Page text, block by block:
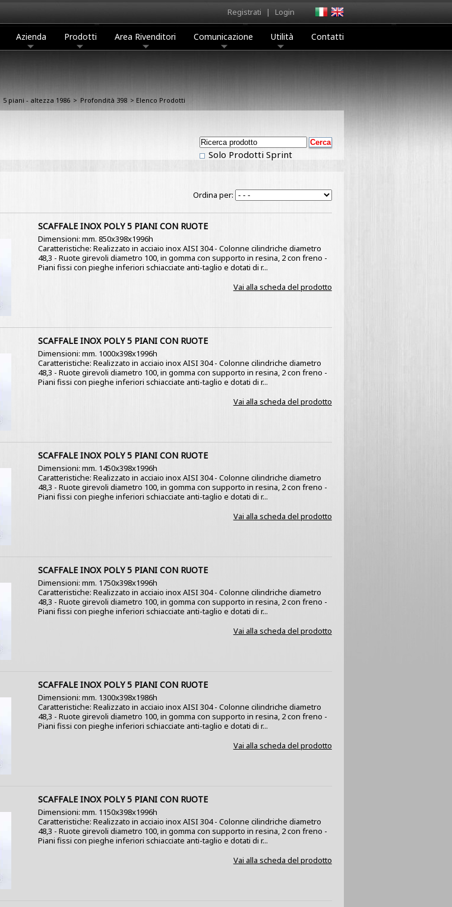
Registrati | Login
Azienda Prodotti Area Rivenditori Comunicazione Utilità Contatti
5 piani - altezza 1986 > Profondità 398 > Elenco Prodotti
Solo Prodotti Sprint
Ordina per:
SCAFFALE INOX POLY 5 PIANI CON RUOTE
Dimensioni: mm. 850x398x1996h
Caratteristiche: Realizzato in acciaio inox AISI 304 - Colonne cilindriche diametro
48,3 - Ruote girevoli diametro 100, in gomma con supporto in resina, 2 con freno -
Piani fissi con pieghe inferiori schiacciate anti-taglio e dotati di r...
Vai alla scheda del prodotto
SCAFFALE INOX POLY 5 PIANI CON RUOTE
Dimensioni: mm. 1000x398x1996h
Caratteristiche: Realizzato in acciaio inox AISI 304 - Colonne cilindriche diametro
48,3 - Ruote girevoli diametro 100, in gomma con supporto in resina, 2 con freno -
Piani fissi con pieghe inferiori schiacciate anti-taglio e dotati di r...
Vai alla scheda del prodotto
SCAFFALE INOX POLY 5 PIANI CON RUOTE
Dimensioni: mm. 1450x398x1996h
Caratteristiche: Realizzato in acciaio inox AISI 304 - Colonne cilindriche diametro
48,3 - Ruote girevoli diametro 100, in gomma con supporto in resina, 2 con freno -
Piani fissi con pieghe inferiori schiacciate anti-taglio e dotati di r...
Vai alla scheda del prodotto
SCAFFALE INOX POLY 5 PIANI CON RUOTE
Dimensioni: mm. 1750x398x1996h
Caratteristiche: Realizzato in acciaio inox AISI 304 - Colonne cilindriche diametro
48,3 - Ruote girevoli diametro 100, in gomma con supporto in resina, 2 con freno -
Piani fissi con pieghe inferiori schiacciate anti-taglio e dotati di r...
Vai alla scheda del prodotto
SCAFFALE INOX POLY 5 PIANI CON RUOTE
Dimensioni: mm. 1300x398x1986h
Caratteristiche: Realizzato in acciaio inox AISI 304 - Colonne cilindriche diametro
48,3 - Ruote girevoli diametro 100, in gomma con supporto in resina, 2 con freno -
Piani fissi con pieghe inferiori schiacciate anti-taglio e dotati di r...
Vai alla scheda del prodotto
SCAFFALE INOX POLY 5 PIANI CON RUOTE
Dimensioni: mm. 1150x398x1996h
Caratteristiche: Realizzato in acciaio inox AISI 304 - Colonne cilindriche diametro
48,3 - Ruote girevoli diametro 100, in gomma con supporto in resina, 2 con freno -
Piani fissi con pieghe inferiori schiacciate anti-taglio e dotati di r...
Vai alla scheda del prodotto